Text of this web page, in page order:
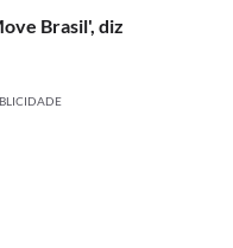
Brasil', diz